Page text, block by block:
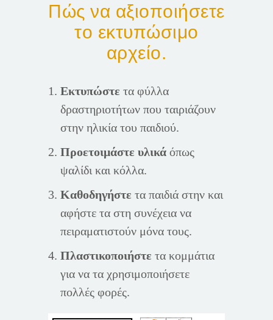
Πώς να αξιοποιήσετε
το εκτυπώσιμο
αρχείο.
Εκτυπώστε τα φύλλα
δραστηριοτήτων που ταιριάζουν
στην ηλικία του παιδιού.
Προετοιμάστε υλικά όπως
ψαλίδι και κόλλα.
Καθοδηγήστε τα παιδιά στην και
αφήστε τα στη συνέχεια να
πειραματιστούν μόνα τους.
Πλαστικοποιήστε τα κομμάτια
για να τα χρησιμοποιήσετε
πολλές φορές.